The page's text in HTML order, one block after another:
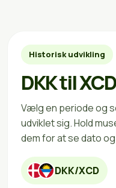
Historisk udvikling
DKK til
Vælg en periode og
udviklet sig. Hold
dem for at se dato
DKK/XCD